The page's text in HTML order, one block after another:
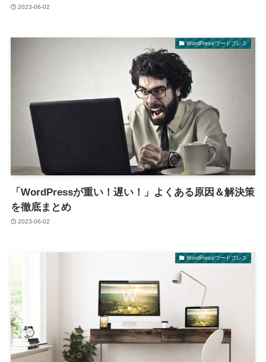
2023-06-02
WordPress/ワードプレス
「WordPressが重い！遅い！」よくある原因＆解決策
を徹底まとめ
2023-06-02
WordPress/ワードプレス